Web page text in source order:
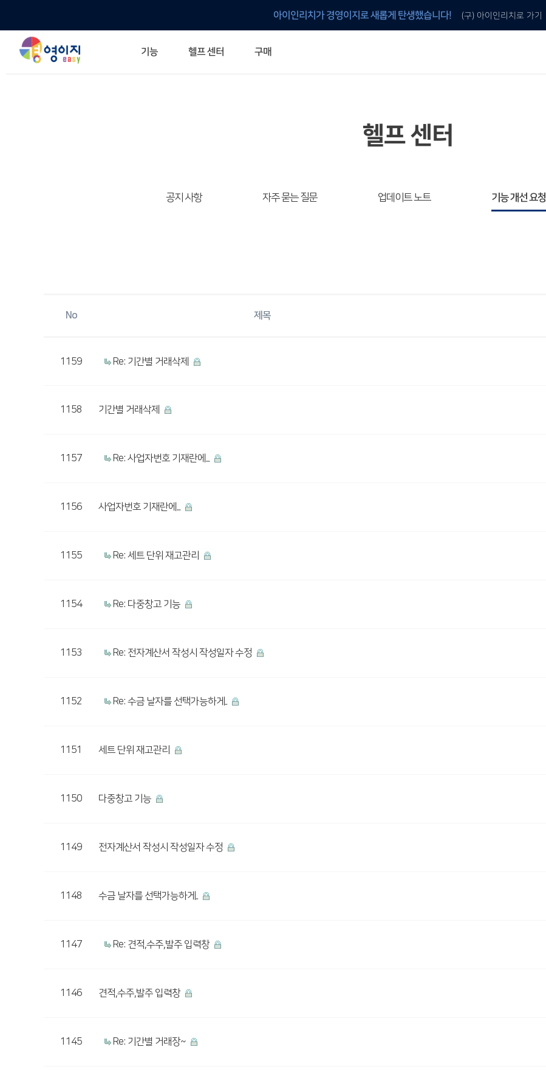
아이인리치가 경영이지로 새롭게 탄생했습니다! (구) 아이인리치로 가기
기능 헬프 센터 구매
헬프 센터
공지 사항 자주 묻는 질문 업데이트 노트 기능 개선 요청
No 제목
1159 Re: 기간별 거래삭제
1158 기간별 거래삭제
1157 Re: 사업자번호 기재란에...
1156 사업자번호 기재란에...
1155 Re: 세트 단위 재고관리
1154 Re: 다중창고 기능
1153 Re: 전자계산서 작성시 작성일자 수정
1152 Re: 수금 날자를 선택가능하게..
1151 세트 단위 재고관리
1150 다중창고 기능
1149 전자계산서 작성시 작성일자 수정
1148 수금 날자를 선택가능하게..
1147 Re: 견적,수주,발주 입력창
1146 견적,수주,발주 입력창
1145 Re: 기간별 거래장~